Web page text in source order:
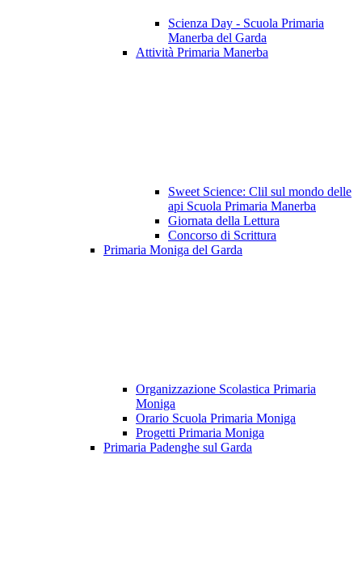
Scienza Day - Scuola Primaria
Manerba del Garda
Attività Primaria Manerba
Sweet Science: Clil sul mondo delle
api Scuola Primaria Manerba
Giornata della Lettura
Concorso di Scrittura
Primaria Moniga del Garda
Organizzazione Scolastica Primaria
Moniga
Orario Scuola Primaria Moniga
Progetti Primaria Moniga
Primaria Padenghe sul Garda